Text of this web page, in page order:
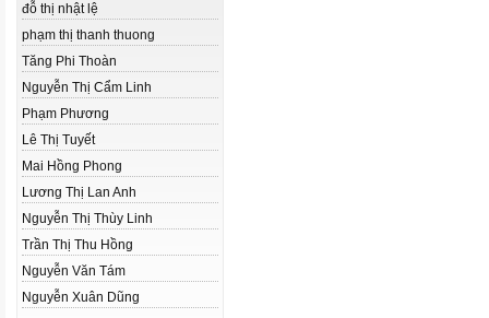
đỗ thị nhật lệ
phạm thị thanh thuong
Tăng Phi Thoàn
Nguyễn Thị Cẩm Linh
Phạm Phương
Lê Thị Tuyết
Mai Hồng Phong
Lương Thị Lan Anh
Nguyễn Thị Thùy Linh
Trần Thị Thu Hồng
Nguyễn Văn Tám
Nguyễn Xuân Dũng